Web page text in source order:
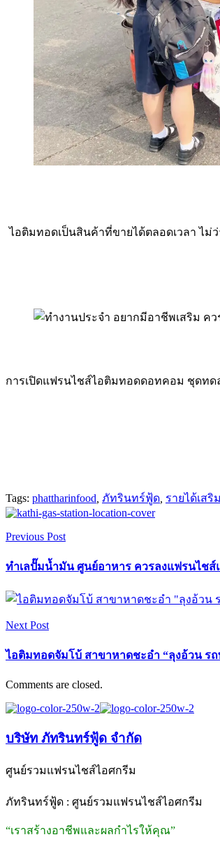
ไอติมทอดเป็นสินค้าที่ขายได้ตลอดเวลา ไม่
การเปิดแฟรนไชส์ไอติมทอดดอทคอม ชุดทด
Tags: phattharinfood ภัทรินทร์ฟู้ด รายได้เสริม
Previous Post
ทำเลปั๊มน้ำมัน ศูนย์อาหาร ควรลงแฟรนไชส์
Next Post
ไอติมทอดจัมโบ้ สาขาหาดชะอำ “ลุงอ้วน รถ
Comments are closed.
บริษัท ภัทรินทร์ฟู้ด จำกัด
ศูนย์รวมแฟรนไชส์ไอศกรีม
ภัทรินทร์ฟู้ด : ศูนย์รวมแฟรนไชส์ไอศกรีม
“เราสร้างอาชีพและผลกำไรให้คุณ”